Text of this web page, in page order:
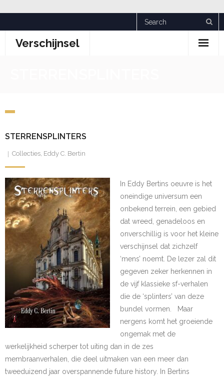
to
contentVerschijnsel
STERRENSPLINTERS
Collecties, Eddy C. Bertin
In Eddy Bertins oeuvre is het
oneindige universum een
onbekend terrein, een gebied
dat wreed, genadeloos en
onverschillig is voor het kleine
verschijnsel dat zichzelf
‘mens’ noemt. De lezer zal dit
gegeven zeker herkennen in
de vijf klassieke sf-verhalen
die de ‘splinters’ van deze
bundel vormen. Maar
nergens komt het groeiende
ongemak met de
werkelijkheid scherper tot uiting dan in de zes
membraanverhalen, die deel uitmaken van een meer dan
tweeduizend jaar overspannende future history. In Bertins